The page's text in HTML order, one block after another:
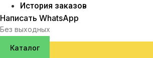
История заказов
Написать WhatsApp
Без выходных
Каталог